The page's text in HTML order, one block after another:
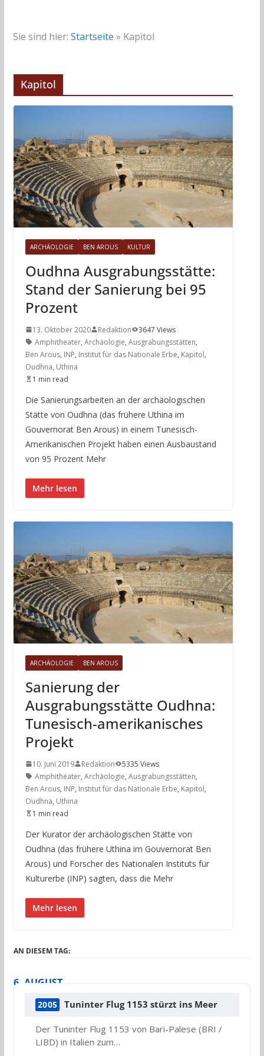
Sie sind hier: Startseite » Kapitol
Kapitol
ARCHÄOLOGIE BEN AROUS KULTUR
Oudhna Ausgrabungsstätte:
Stand der Sanierung bei 95
Prozent
13. Oktober 2020 Redaktion
3647 Views
Amphitheater, Archäologie, Ausgrabungsstätten,
Ben Arous, INP, Institut für das Nationale Erbe, Kapitol,
Oudhna, Uthina
1 min read
Die Sanierungsarbeiten an der archäologischen
Stätte von Oudhna (das frühere Uthina im
Gouvernorat Ben Arous) in einem Tunesisch-
Amerikanischen Projekt haben einen Ausbaustand
von 95 Prozent Mehr
Mehr lesen
ARCHÄOLOGIE BEN AROUS
Sanierung der
Ausgrabungsstätte Oudhna:
Tunesisch-amerikanisches
Projekt
10. Juni 2019 Redaktion
5335 Views
Amphitheater, Archäologie, Ausgrabungsstätten,
Ben Arous, INP, Institut für das Nationale Erbe, Kapitol,
Oudhna, Uthina
1 min read
Der Kurator der archäologischen Stätte von
Oudhna (das frühere Uthina im Gouvernorat Ben
Arous) und Forscher des Nationalen Instituts für
Kulturerbe (INP) sagten, dass die Mehr
Mehr lesen
AN DIESEM TAG:
6. AUGUST
2005 Tuninter Flug 1153 stürzt ins Meer
Der Tuninter Flug 1153 von Bari-Palese (BRI /
LIBD) in Italien zum…